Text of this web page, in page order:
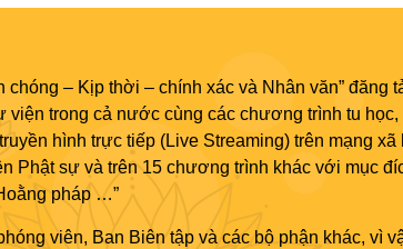
– Kịp thời – chính xác và Nhân văn” đăng
viện trong cả nước cùng các chương trình tu học,
hình trực tiếp (Live Streaming) trên mạng xã
Phật sự và trên 15 chương trình khác với mục
pháp …”
viên, Ban Biên tập và các bộ phận khác, vì